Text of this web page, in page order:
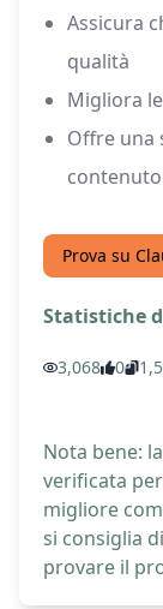
Assicura
qualità
Migliora
Offre una
Prova su
Statistiche
3,068 0
Nota bene:
verificata
migliore
si consiglia
provare il